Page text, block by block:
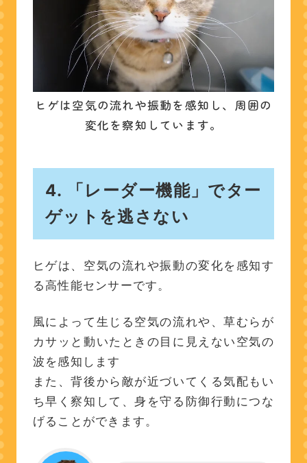
ヒゲは空気の流れや振動を感知し、周囲の
変化を察知しています。
4. 「レーダー機能」でター
ゲットを逃さない
ヒゲは、空気の流れや振動の変化を感知す
る高性能センサーです。
風によって生じる空気の流れや、草むらが
カサッと動いたときの目に見えない空気の
波を感知します
また、背後から敵が近づいてくる気配もい
ち早く察知して、身を守る防御行動につな
げることができます。